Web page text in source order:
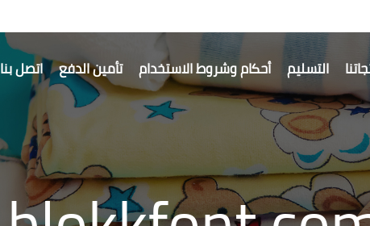
التسليم أحكام وشروط الاستخدام تأمين الدفع اتصل بنا